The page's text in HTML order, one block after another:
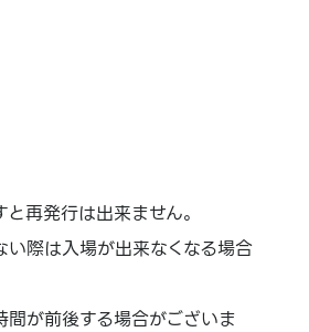
再発行は出来ません。
い際は入場が出来なくなる場合
間が前後する場合がございま